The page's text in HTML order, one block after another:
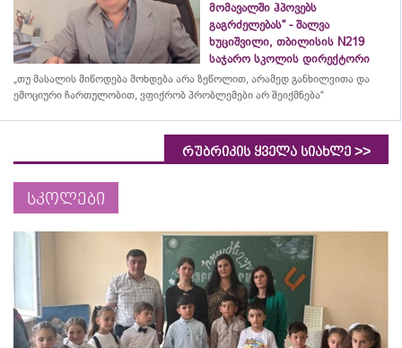
მომავალში ჰპოვებს
გაგრძელებას“ - შალვა
ხუციშვილი, თბილისის N219
საჯარო სკოლის დირექტორი
„თუ მასალის მიწოდება მოხდება არა ზეწოლით, არამედ განხილვითა და
ემოციური ჩართულობით, ვფიქრობ პრობლემები არ შეიქმნება“
რუბრიკის ყველა სიახლე >>
სკოლები